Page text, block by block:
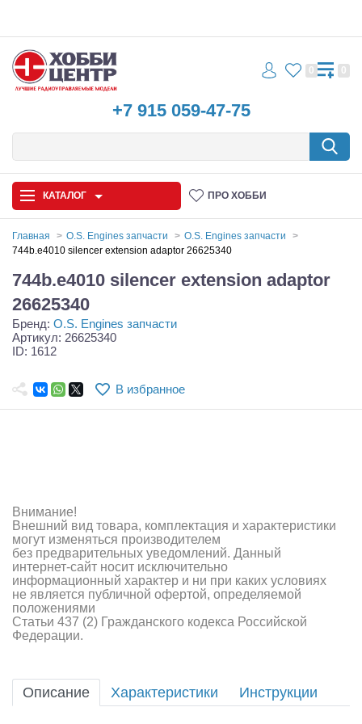
+7 915 059-47-75
0 0
КАТАЛОГ ПРО ХОББИ
Запчасти и аксессуары
Игрушки
Аппаратура и электроника
Аккумуляторы и батарейки
Зарядные устройства и блоки питания
Двигатели
Технические жидкости
Оптовая продажа запчастей для моделей
Главная O.S. Engines запчасти
O.S. Engines запчасти
744b.e4010 silencer extension adaptor 26625340
744b.e4010 silencer extension adaptor
26625340
Бренд: O.S. Engines запчасти
Артикул: 26625340
ID: 1612
В избранное
Внимание!
Внешний вид товара, комплектация и характеристики
могут изменяться производителем
без предварительных уведомлений. Данный
интернет-сайт носит исключительно
информационный характер и ни при каких условиях
не является публичной офертой, определяемой
положениями
Статьи 437 (2) Гражданского кодекса Российской
Федерации.
Описание Характеристики Инструкции